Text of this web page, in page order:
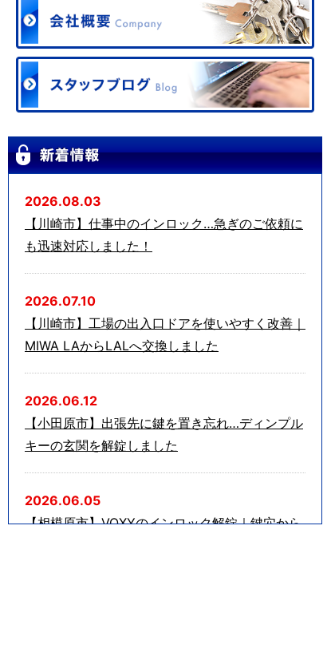
2026.08.03
【川崎市】仕事中のインロック…急ぎのご依頼に
も迅速対応しました！
2026.07.10
【川崎市】工場の出入口ドアを使いやすく改善｜
MIWA LAからLALへ交換しました
2026.06.12
【小田原市】出張先に鍵を置き忘れ…ディンプル
キーの玄関を解錠しました
2026.06.05
【相模原市】VOXYのインロック解錠｜鍵穴から